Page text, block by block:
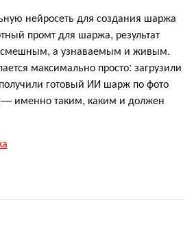
нейросеть для создания шаржа
промт для шаржа, результат
смешным, а узнаваемым и живым.
максимально просто: загрузили
готовый ИИ шарж по фото
— именно таким, каким и должен